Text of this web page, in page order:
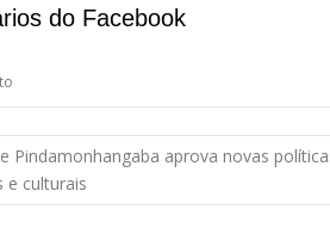
do Facebook
Pindamonhangaba aprova novas
e culturais